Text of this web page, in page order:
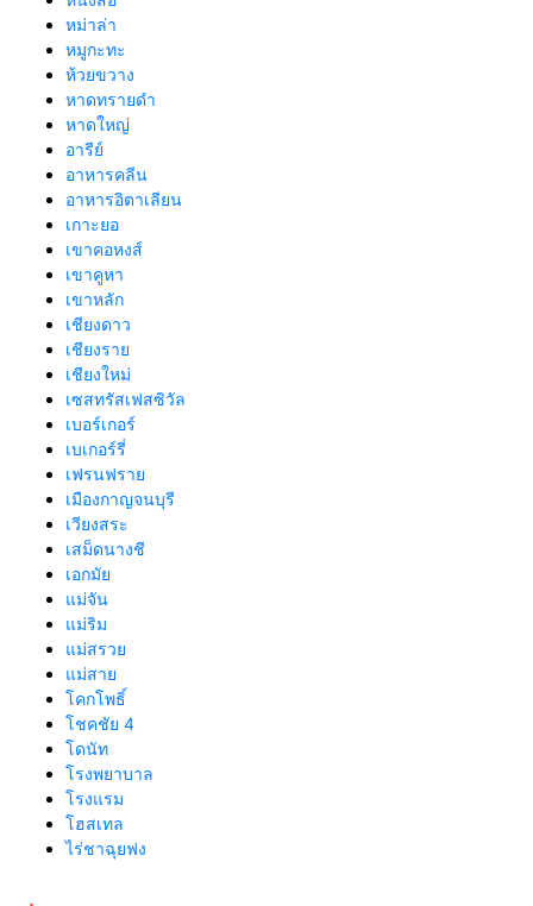
หม่าล่า
หมูกะทะ
ห้วยขวาง
หาดทรายดำ
หาดใหญ่
อารีย์
อาหารคลีน
อาหารอิตาเลียน
เกาะยอ
เขาคอหงส์
เขาคูหา
เขาหลัก
เชียงดาว
เชียงราย
เชียงใหม่
เซสทรัสเฟสซิวัล
เบอร์เกอร์
เบเกอร์รี่
เฟรนฟราย
เมืองกาญจนบุรี
เวียงสระ
เสม็ดนางชี
เอกมัย
แม่จัน
แม่ริม
แม่สรวย
แม่สาย
โคกโพธิ์
โชคชัย 4
โดนัท
โรงพยาบาล
โรงแรม
โฮสเทล
ไร่ชาฉุยฟง